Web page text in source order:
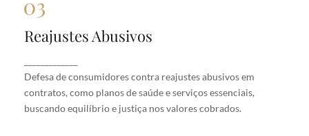
Reajustes Abusivos
Defesa de consumidores contra reajustes abusivos em
contratos, como planos de saúde e serviços essenciais,
buscando equilíbrio e justiça nos valores cobrados.
Reajustes Abusivos
em contratos, como planos de saúde e serviços
essenciais, buscando equilíbrio e justiça nos valores
cobrados.